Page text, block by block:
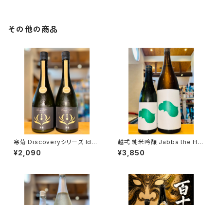
その他の商品
寒菊 Discoveryシリーズ Iden
tity-総の舞50 うすにごり-202
6 720ml１本（寒菊銘醸・千葉
¥2,090
越弌 純米吟醸 Jabba the H
1800ml１本（株式会社越後鶴
亀・新潟県新潟市西蒲区竹野
¥3,850